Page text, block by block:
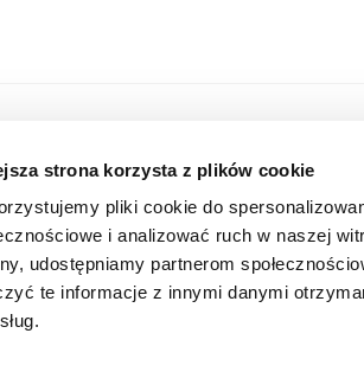
strona korzysta z plików cookie
pliki cookie do
i analizować ruch w naszej
udostępniamy partnerom
te informacje z innymi danymi
,Skanery ręczne
ELTRON Sp. z o. o. Sp. k.